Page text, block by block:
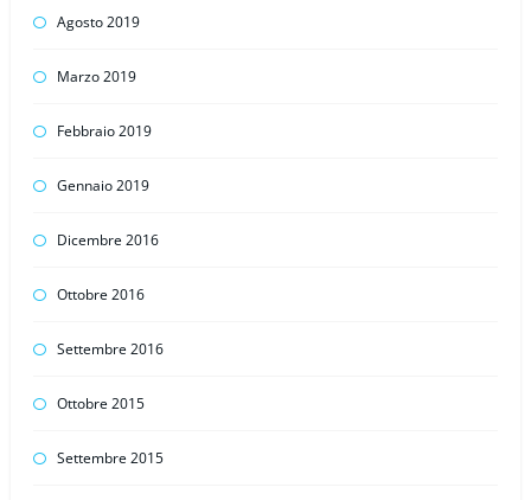
Agosto 2019
Marzo 2019
Febbraio 2019
Gennaio 2019
Dicembre 2016
Ottobre 2016
Settembre 2016
Ottobre 2015
Settembre 2015